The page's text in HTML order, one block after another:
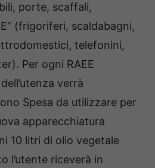
porte, scaffali,
(frigoriferi, scaldabagni,
telefonini,
Per ogni RAEE
verrà
Spesa da utilizzare per
apparecchiatura
10 litri di olio vegetale
l’utente riceverà in